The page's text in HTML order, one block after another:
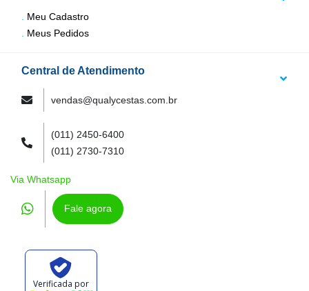
Meu Cadastro
Meus Pedidos
Central de Atendimento
vendas@qualycestas.com.br
(011) 2450-6400
(011) 2730-7310
Via Whatsapp
Fale agora
Verificada por